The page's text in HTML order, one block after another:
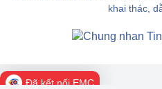
khai thác,
Đã kết nối EMC